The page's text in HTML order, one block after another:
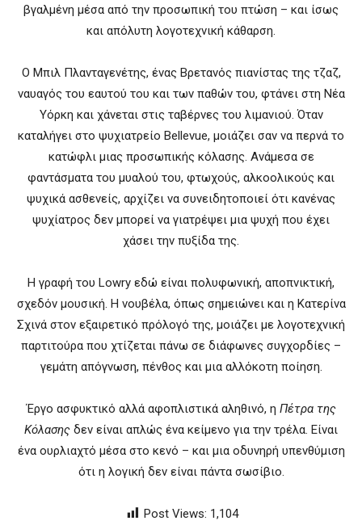
βγαλμένη μέσα από την προσωπική του πτώση – και ίσως
και απόλυτη λογοτεχνική κάθαρση.
Ο Μπιλ Πλανταγενέτης, ένας Βρετανός πιανίστας της τζαζ,
ναυαγός του εαυτού του και των παθών του, φτάνει στη Νέα
Υόρκη και χάνεται στις ταβέρνες του λιμανιού. Όταν
καταλήγει στο ψυχιατρείο Bellevue, μοιάζει σαν να περνά το
κατώφλι μιας προσωπικής κόλασης. Ανάμεσα σε
φαντάσματα του μυαλού του, φτωχούς, αλκοολικούς και
ψυχικά ασθενείς, αρχίζει να συνειδητοποιεί ότι κανένας
ψυχίατρος δεν μπορεί να γιατρέψει μια ψυχή που έχει
χάσει την πυξίδα της.
Η γραφή του Lowry εδώ είναι πολυφωνική, αποπνικτική,
σχεδόν μουσική. Η νουβέλα, όπως σημειώνει και η Κατερίνα
Σχινά στον εξαιρετικό πρόλογό της, μοιάζει με λογοτεχνική
παρτιτούρα που χτίζεται πάνω σε διάφωνες συγχορδίες –
γεμάτη απόγνωση, πένθος και μια αλλόκοτη ποίηση.
Έργο ασφυκτικό αλλά αφοπλιστικά αληθινό, η Πέτρα της
Κόλασης δεν είναι απλώς ένα κείμενο για την τρέλα. Είναι
ένα ουρλιαχτό μέσα στο κενό – και μια οδυνηρή υπενθύμιση
ότι η λογική δεν είναι πάντα σωσίβιο.
Post Views: 1,104